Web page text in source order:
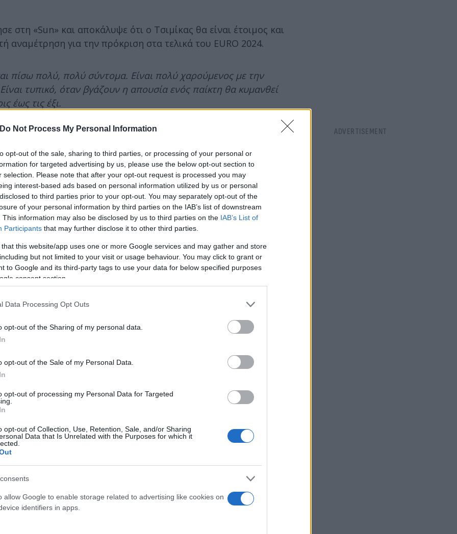
Do Not Process My Personal Information
opt-out of the sale, sharing to third parties, or processing of your personal or
for targeted advertising by us, please use the below opt-out section to
selection. Please note that after your opt-out request is processed you may
interest-based ads based on personal information utilized by us or personal
to third parties prior to your opt-out. You may separately opt-out of the
of your personal information by third parties on the IAB’s list of downstream
This information may also be disclosed by us to third parties on the IAB’s List of
Participants that may further disclose it to other third parties.
that this website/app uses one or more Google services and may gather and store
but not limited to your visit or usage behaviour. You may click to grant or
to Google and its third-party tags to use your data for below specified purposes
consent section.
Data Processing Opt Outs
opt-out of the Sharing of my personal data.
opt-out of the Sale of my Personal Data.
opt-out of processing my Personal Data for Targeted
opt-out of Collection, Use, Retention, Sale, and/or Sharing
Data that Is Unrelated with the Purposes for which it
allow Google to enable storage related to advertising like cookies on
identifiers in apps.
στη «Sun» και αποκάλυψε ότι ο Τσιμίκας θα είναι έτοιμος και
αναμέτρηση για την πρόκριση στα τελικά του EURO 2024.
πίσω πολύ, πολύ σύντομα. Είναι πολύ χαρούμενος με την
τυπικό, όταν βγάζουν η απουσία ενός παίκτη θα κυμανθεί
έως τις έξι.
είναι φανταστικό. Φυσικά, εξαρτάται και από το πόσο θα
σίγουρος ότι θα είναι διαθέσιμος»,
κόντρα στην Άρσεναλ, έπειτα από δυνατό σπρώξιμο του
είχε ως αποτέλεσμα να υποστεί αυτόν τον σοβαρό
«Δεν έμεινε πολύ»
χάνει τα playoffs του Euro